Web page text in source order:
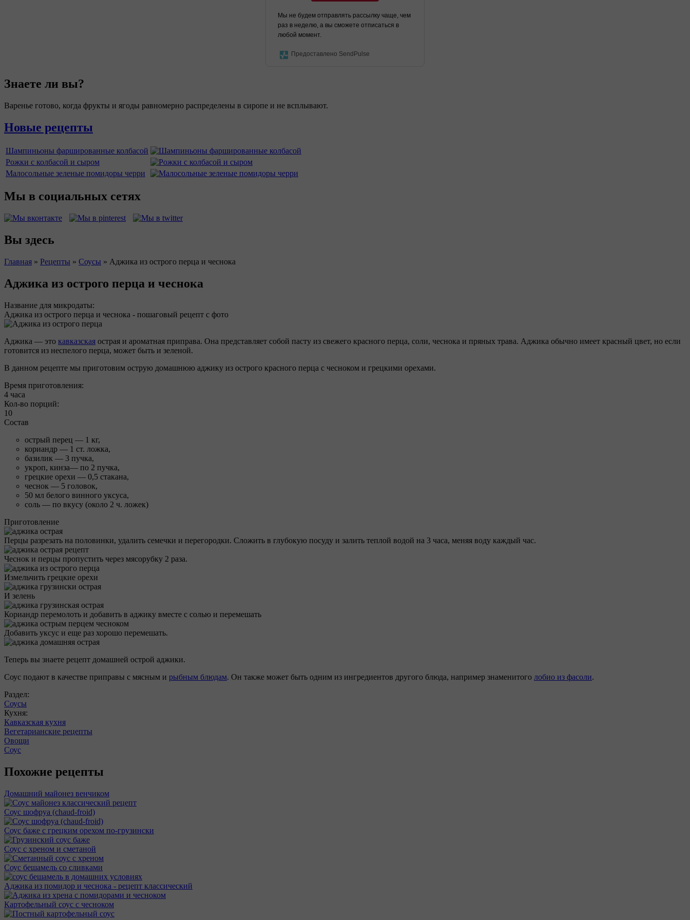
Мы не будем отправлять рассылку чаще, чем
раз в неделю, а вы сможете отписаться в
любой момент.
Предоставлено SendPulse
Знаете ли вы?
Варенье готово, когда фрукты и ягоды равномерно распределены в сиропе и не всплывают.
Новые рецепты
Шампиньоны фаршированные колбасой
Рожки с колбасой и сыром
Малосольные зеленые помидоры черри
Мы в социальных сетях
Вы здесь
Главная » Рецепты » Соусы » Аджика из острого перца и чеснока
Аджика из острого перца и чеснока
Название для микродаты:
Аджика из острого перца и чеснока - пошаговый рецепт с фото
Аджика — это кавказская острая и ароматная приправа. Она представляет собой пасту из свежего красного перца, соли, чеснока и пряных трава. Аджика обычно имеет красный цвет, но если
готовится из неспелого перца, может быть и зеленой.
В данном рецепте мы приготовим острую домашнюю аджику из острого красного перца с чесноком и грецкими орехами.
Время приготовления:
4 часа
Кол-во порций:
10
Состав
острый перец — 1 кг,
кориандр — 1 ст. ложка,
базилик — 3 пучка,
укроп, кинза— по 2 пучка,
грецкие орехи — 0,5 стакана,
чеснок — 5 головок,
50 мл белого винного уксуса,
соль — по вкусу (около 2 ч. ложек)
Приготовление
Перцы разрезать на половинки, удалить семечки и перегородки. Сложить в глубокую посуду и залить теплой водой на 3 часа, меняя воду каждый час.
Чеснок и перцы пропустить через мясорубку 2 раза.
Измельчить грецкие орехи
И зелень
Кориандр перемолоть и добавить в аджику вместе с солью и перемешать
Добавить уксус и еще раз хорошо перемешать.
Теперь вы знаете рецепт домашней острой аджики.
Соус подают в качестве приправы с мясным и рыбным блюдам. Он также может быть одним из ингредиентов другого блюда, например знаменитого лобио из фасоли.
Раздел:
Соусы
Кухня:
Кавказская кухня
Вегетарианские рецепты
Овощи
Соус
Похожие рецепты
Домашний майонез венчиком
Соус шофруа (chaud-froid)
Соус баже с грецким орехом по-грузински
Соус с хреном и сметаной
Соус бешамель со сливками
Аджика из помидор и чеснока - рецепт классический
Картофельный соус с чесноком